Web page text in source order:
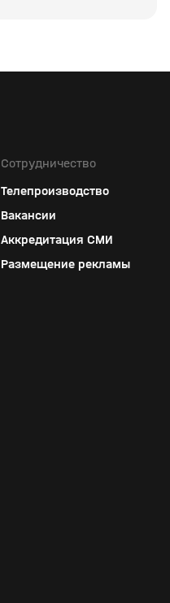
Сотрудничество
Телепроизводство
Вакансии
Аккредитация СМИ
Размещение рекламы